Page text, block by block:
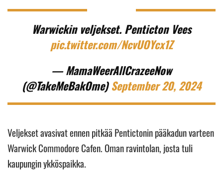
Warwickin veljekset. Penticton Vees
pic.twitter.com/NcvUOYcx1Z
— MamaWeerAllCrazeeNow
(@TakeMeBakOme)September 20, 2024
Veljekset avasivat ennen pitkää Pentictonin pääkadun varteen
Warwick Commodore Cafen. Oman ravintolan, josta tuli
kaupungin ykköspaikka.